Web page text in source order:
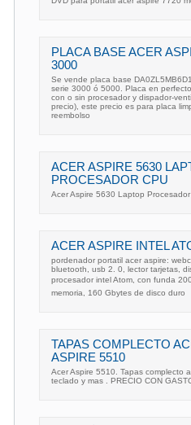
PLACA BASE ACER
3000
Se vende placa base
serie 3000 ó 5000. Placa en
con o sin procesador y dispador-
precio), este precio es para placa
reembolso
ACER ASPIRE 5630
PROCESADOR CPU
Acer Aspire 5630 Laptop
ACER ASPIRE INTEL
pordenador portatil acer aspire:
bluetooth, usb 2. 0, lector tarjetas,
procesador intel Atom, con funda
memoria, 160 Gbytes de disco duro
TAPAS COMPLECTO
ASPIRE 5510
Acer Aspire 5510. Tapas complecto
teclado y mas . PRECIO CON